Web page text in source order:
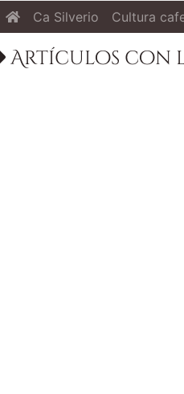
Ca Silverio Cultura
Artículos con